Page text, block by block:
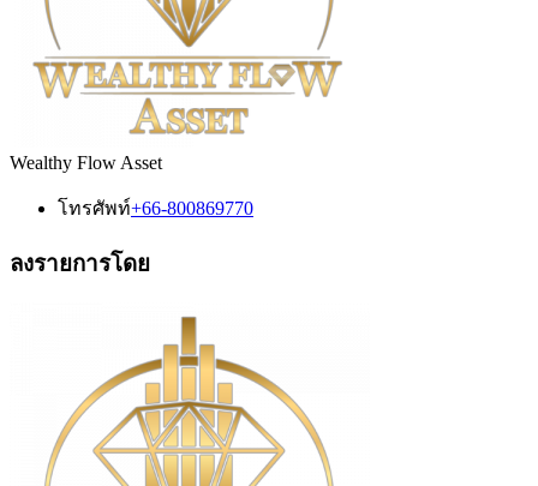
Wealthy Flow Asset
โทรศัพท์+66-800869770
ลงรายการโดย